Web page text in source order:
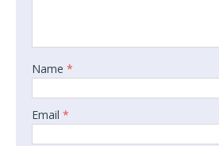
Name *
Email *